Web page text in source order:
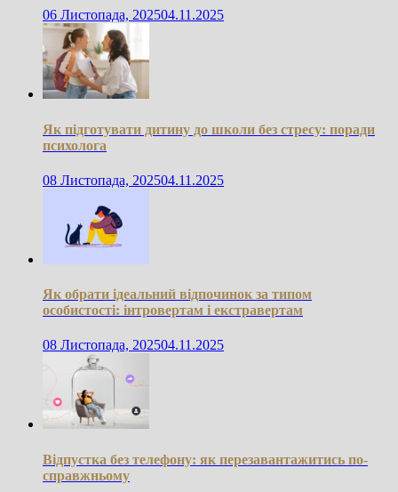
06 Листопада, 202504.11.2025
Як підготувати дитину до школи без стресу: поради
психолога
08 Листопада, 202504.11.2025
Як обрати ідеальний відпочинок за типом
особистості: інтровертам і екстравертам
08 Листопада, 202504.11.2025
Відпустка без телефону: як перезавантажитись по-
справжньому